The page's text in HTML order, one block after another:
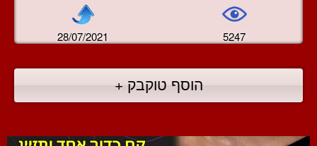
28/07/2021 5247
הוסף טוקבק +